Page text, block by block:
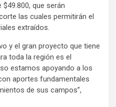
que serán
las cuales permitirán el
extraídos.
y el gran proyecto que tiene
toda la región es el
estamos apoyando a los
aportes fundamentales
de sus campos”,